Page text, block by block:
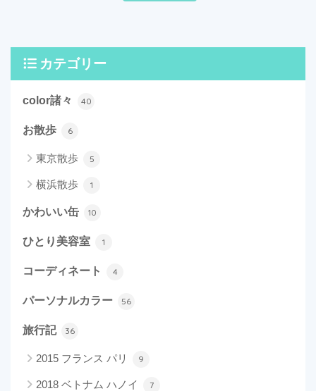
カテゴリー
color諸々 40
お散歩 6
東京散歩 5
横浜散歩 1
かわいい缶 10
ひとり美容室 1
コーディネート 4
パーソナルカラー 56
旅行記 36
2015 フランス パリ 9
2018 ベトナム ハノイ 7